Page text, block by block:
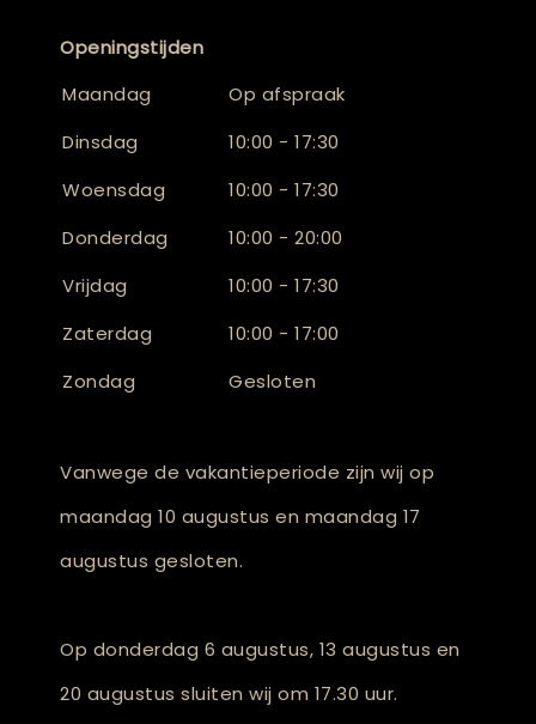
Openingstijden
Maandag
Op afspraak
Dinsdag
10:00 - 17:30
Woensdag
10:00 - 17:30
Donderdag
10:00 - 20:00
Vrijdag
10:00 - 17:30
Zaterdag
10:00 - 17:00
Zondag
Gesloten
Vanwege de vakantieperiode zijn wij op
maandag 10 augustus en maandag 17
augustus gesloten.
Op donderdag 6 augustus, 13 augustus en
20 augustus sluiten wij om 17.30 uur.